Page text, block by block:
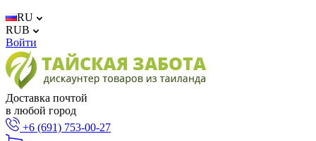
RU
RUB
Войти
Доставка почтой
в любой город
+6 (691) 753-00-27